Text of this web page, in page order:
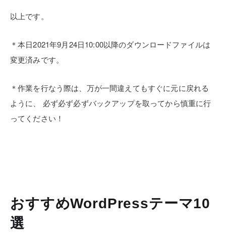
以上です。
＊本日2021年9月24日10:00以降のダウンロードファイルは
変更済みです。
＊作業を行なう際は、万が一間違えてもすぐに元に戻れる
ように、
必ず必ず必ずバックアップを取ってから慎重に行
ってください！
おすすめWordPressテーマ10
選